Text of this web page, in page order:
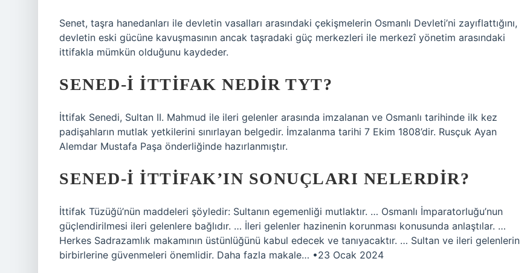
Senet, taşra hanedanları ile devletin vasalları arasındaki çekişmelerin Osmanlı Devleti’ni zayıflattığını,
devletin eski gücüne kavuşmasının ancak taşradaki güç merkezleri ile merkezî yönetim arasındaki
ittifakla mümkün olduğunu kaydeder.
SENED-I İTTIFAK NEDIR TYT?
İttifak Senedi, Sultan II. Mahmud ile ileri gelenler arasında imzalanan ve Osmanlı tarihinde ilk kez
padişahların mutlak yetkilerini sınırlayan belgedir. İmzalanma tarihi 7 Ekim 1808’dir. Rusçuk Ayan
Alemdar Mustafa Paşa önderliğinde hazırlanmıştır.
SENED-I İTTIFAK’IN SONUÇLARI NELERDIR?
İttifak Tüzüğü’nün maddeleri şöyledir: Sultanın egemenliği mutlaktır. … Osmanlı İmparatorluğu’nun
güçlendirilmesi ileri gelenlere bağlıdır. … İleri gelenler hazinenin korunması konusunda anlaştılar. …
Herkes Sadrazamlık makamının üstünlüğünü kabul edecek ve tanıyacaktır. … Sultan ve ileri gelenlerin
birbirlerine güvenmeleri önemlidir. Daha fazla makale… •23 Ocak 2024